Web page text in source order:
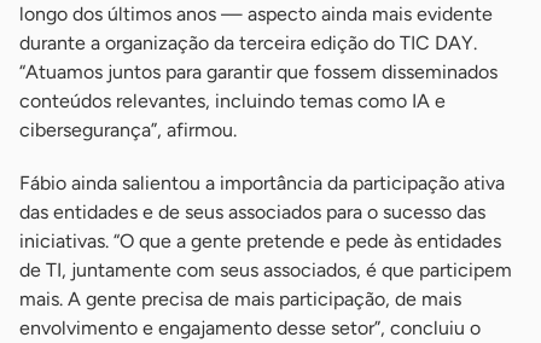
longo dos últimos anos — aspecto ainda mais evidente
durante a organização da terceira edição do TIC DAY.
“Atuamos juntos para garantir que fossem disseminados
conteúdos relevantes, incluindo temas como IA e
cibersegurança”, afirmou.
Fábio ainda salientou a importância da participação ativa
das entidades e de seus associados para o sucesso das
iniciativas. “O que a gente pretende e pede às entidades
de TI, juntamente com seus associados, é que participem
mais. A gente precisa de mais participação, de mais
envolvimento e engajamento desse setor”, concluiu o